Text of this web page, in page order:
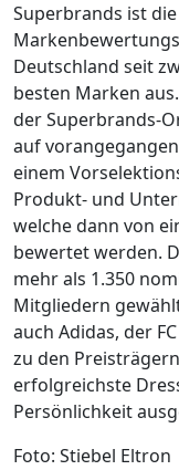
Superbrands ist
Deutschland seit
besten Marken
der Superbrands-
auf
einem
Produkt- und
welche dann von
bewertet werden.
mehr als 1.350
Mitgliedern
auch Adidas, der
zu den
erfolgreichste
Persönlichkeit
Foto: Stiebel Eltron